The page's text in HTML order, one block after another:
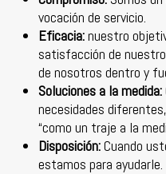
vocación de servicio.
Eficacia:nuestro
satisfacción de
de nosotros dentro y
Soluciones a la medida:
necesidades
“como un traje a la
Disposición:Cuando
estamos para ayudarle.